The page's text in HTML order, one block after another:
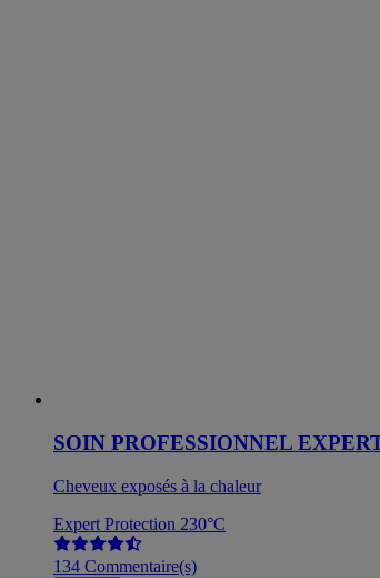
SOIN PROFESSIONNEL
Cheveux exposés à la chaleur
Expert Protection 230°C
134 Commentaire(s)